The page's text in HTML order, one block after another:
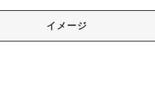
イメージ